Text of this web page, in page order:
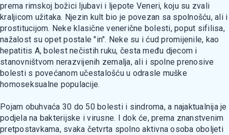
prema rimskoj božici ljubavi i ljepote Veneri, koju su zvali
kraljicom užitaka. Njezin kult bio je povezan sa spolnošću, ali i
prostitucijom. Neke klasične venerične bolesti, poput sifilisa,
nažalost su opet postale "in". Neke su i ćud promijenile, kao
hepatitis A, bolest nečistih ruku, česta među djecom i
stanovništvom nerazvijenih zemalja, ali i spolne prenosive
bolesti s povećanom učestalošću u odrasle muške
homoseksualne populacije.
Pojam obuhvaća 30 do 50 bolesti i sindroma, a najaktualnija je
podjela na bakterijske i virusne. I dok će, prema znanstvenim
pretpostavkama, svaka četvrta spolno aktivna osoba oboljeti